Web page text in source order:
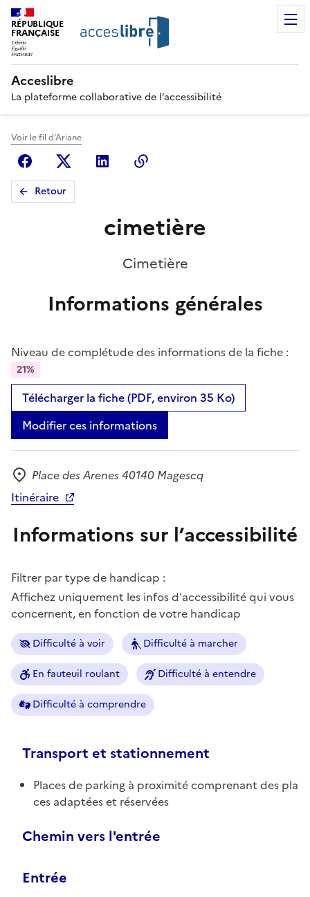
RÉPUBLIQUE
FRANÇAISE
Acceslibre
La plateforme collaborative de l’accessibilité
Voir le fil d'Ariane
FacebookX (anciennement Twitter)
Linkedin
Retour
cimetière
Cimetière
Informations générales
Niveau de complétude des informations de la fiche :
21%
Télécharger la fiche (PDF, environ 35 Ko)
Modifier ces informations
Adresse
Place des Arenes 40140 Magescq
Itinéraire
Informations sur l’accessibilité
Filtrer par type de handicap :
Affichez uniquement les infos d'accessibilité qui vous
concernent, en fonction de votre handicap
Difficulté à voir Difficulté à marcher
En fauteuil roulant Difficulté à entendre
Difficulté à comprendre
Transport et stationnement
Places de parking à proximité comprenant des pla
ces adaptées et réservées
Chemin vers l'entrée
Entrée